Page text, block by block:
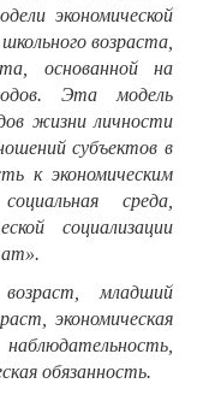
экономической
возраста,
основанной на
Эта модель
жизни личности
субъектов в
к экономическим
среда,
социализации
младший
экономическая
обязанность.